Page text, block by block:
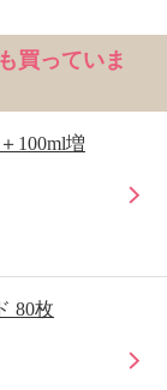
買っていま
100ml増
80枚